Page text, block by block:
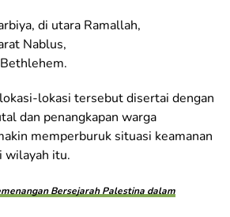
di utara Ramallah,
Nablus,
lokasi tersebut disertai dengan
dan penangkapan warga
memperburuk situasi keamanan
wilayah itu.
Bersejarah Palestina dalam